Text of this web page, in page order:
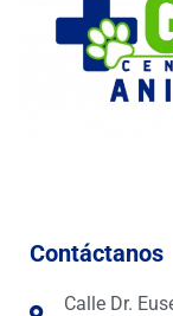
Contáctanos
Calle Dr.